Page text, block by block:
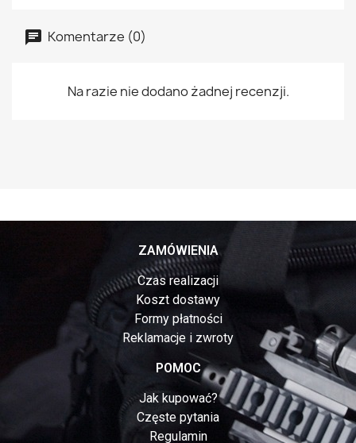
Komentarze (0)
Na razie nie dodano żadnej recenzji.
ZAMÓWIENIA
Czas realizacji
Koszt dostawy
Formy płatności
Reklamacje i zwroty
POMOC
Jak kupować?
Częste pytania
Regulamin